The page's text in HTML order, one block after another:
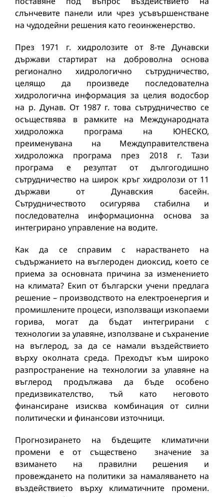
слънчевите панели или чрез усъвършенстване
на чудодейни решения като геоинженерство.
През 1971 г. хидролозите от 8-те Дунавски
държави стартират на доброволна основа
регионално хидрологично сътрудничество,
целящо да произведе последователна
хидрологична информация за целия водосбор
на р. Дунав. От 1987 г. това сътрудничество се
осъществява в рамките на Международната
хидроложка програма на ЮНЕСКО,
преименувана на Междуправителствена
хидроложка програма през 2018 г. Тази
програма е резултат от дългогодишно
сътрудничество на широк кръг хидролози от 11
държави от Дунавския басейн.
Сътрудничеството осигурява стабилна и
последователна информационна основа за
интегрирано управление на водите.
Как да се справим с нарастването на
съдържанието на въглероден диоксид, което се
приема за основната причина за изменението
на климата? Екип от български учени предлага
решение – производството на електроенергия и
промишлените процеси, използващи изкопаеми
горива, могат да бъдат интегрирани с
технологии за улавяне, използване и съхранение
на въглерод, за да се намали въздействието
върху околната среда. Преходът към широко
разпространение на технологии за улавяне на
въглерод продължава да бъде особено
предизвикателство, тъй като неговото
финансиране изисква комбинация от силни
политически и финансови източници.
Прогнозирането на бъдещите климатични
промени е от съществено значение за
взимането на правилни решения и
провеждането на политики за намаляването на
въздействието върху климатичните промени.